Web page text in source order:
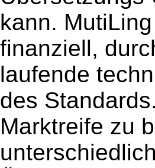
kann.
finanziell,
laufende
des
Marktreife zu